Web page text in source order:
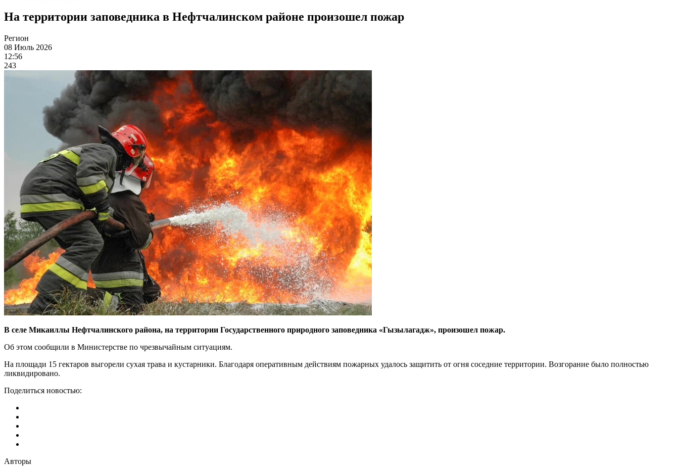
На территории заповедника в Нефтчалинском районе произошел пожар
Регион
08 Июль 2026
12:56
243
В селе Микаиллы Нефтчалинского района, на территории Государственного природного заповедника «Гызылагадж», произошел пожар.
Об этом сообщили в Министерстве по чрезвычайным ситуациям.
На площади 15 гектаров выгорели сухая трава и кустарники. Благодаря оперативным действиям пожарных удалось защитить от огня соседние территории. Возгорание было полностью
ликвидировано.
Поделиться новостью:
Авторы